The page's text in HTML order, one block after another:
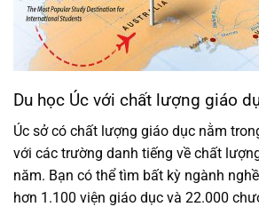
Du học Úc với chất lượng giáo
Úc sở có chất lượng giáo dục nằm
với các trường danh tiếng về chất
năm. Bạn có thể tìm bất kỳ ngành
hơn 1.100 viện giáo dục và 22.000